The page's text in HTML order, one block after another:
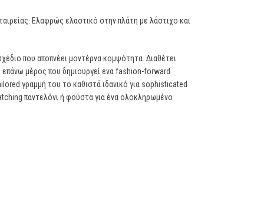
Ελαφρώς ελαστικό στην πλάτη με λάστιχο και
που αποπνέει μοντέρνα κομψότητα. Διαθέτει
μέρος που δημιουργεί ένα fashion-forward
γραμμή του το καθιστά ιδανικό για sophisticated
παντελόνι ή φούστα για ένα ολοκληρωμένο